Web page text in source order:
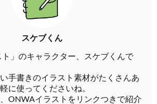
スケブくん
ト」のキャラクター、スケブくんで
手書きのイラスト素材がたくさんあ
に使ってくださいね。
ONWAイラストをリンクつきで紹介